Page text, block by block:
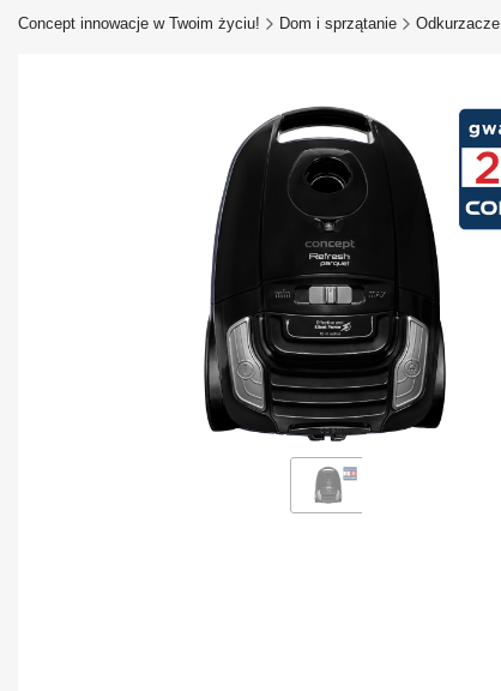
Concept innowacje w Twoim życiu! Dom i sprzątanie Odkurzacze